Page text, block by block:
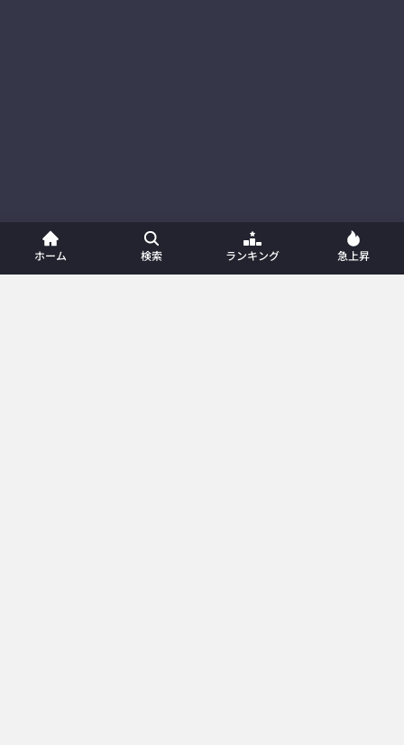
ホーム 検索 ランキング 急上昇